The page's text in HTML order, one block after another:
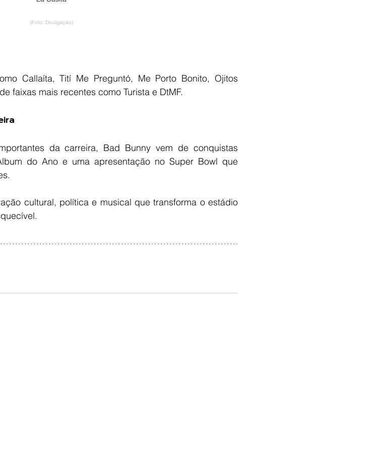
(Foto: Divulgação)
Callaíta, Tití Me Preguntó, Me Porto Bonito, Ojitos
faixas mais recentes como Turista e DtMF.
da carreira, Bad Bunny vem de conquistas
do Ano e uma apresentação no Super Bowl que
cultural, política e musical que transforma o estádio